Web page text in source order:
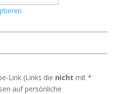
Link (Links die nicht mit *
auf persönliche